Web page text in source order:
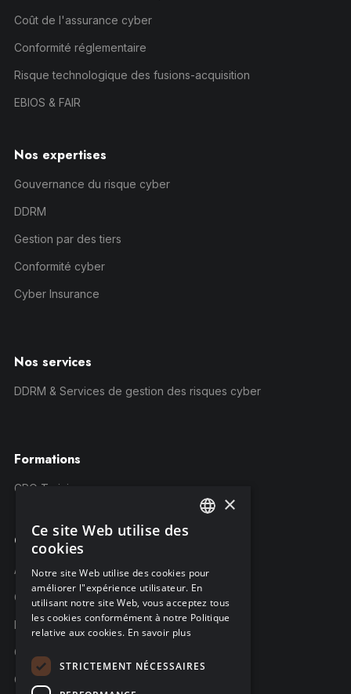
Coût de l'assurance cyber
Conformité réglementaire
Risque technologique des fusions-acquisition
EBIOS & FAIR
Nos expertises
Gouvernance du risque cyber
DDRM
Gestion par des tiers
Conformité cyber
Cyber Insurance
Nos services
DDRM & Services de gestion des risques cyber
Formations
CRQ Training
Compagnie
À propos C-Risk
Carrière
Partenaires
C-Risk dans la presse
C-Trust
×
Ce site Web utilise des
cookies
Notre site Web utilise des cookies pour
améliorer l"expérience utilisateur. En
utilisant notre site Web, vous acceptez tous
les cookies conformément à notre Politique
relative aux cookies. En savoir plus
STRICTEMENT NÉCESSAIRES